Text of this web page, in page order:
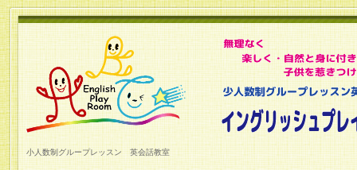
小人数制グループレッスン 英会話教室